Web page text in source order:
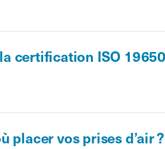
certification ISO 19650
placer vos prises d’air ?